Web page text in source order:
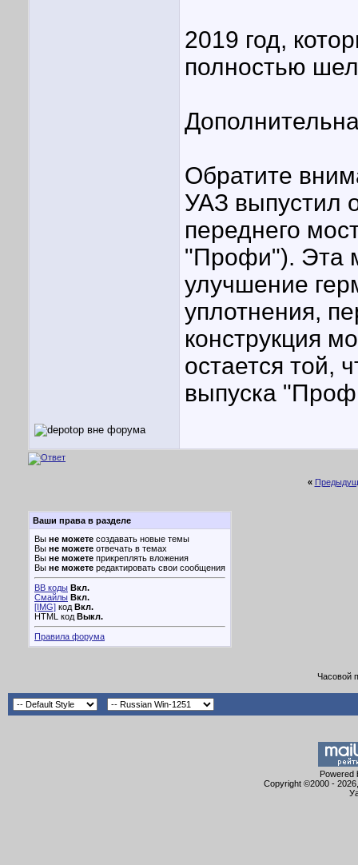
2019 год,
полностью шел
Обратите
УАЗ выпустил
переднего
"Профи"). Эта
улучшение
уплотнения,
конструкция
остается той,
выпуска
«
Ваши права в разделе
Вы не можете создавать новые темы
Вы не можете отвечать в темах
Вы не можете прикреплять вложения
Вы не можете редактировать свои сообщения
BB коды Вкл.
Смайлы Вкл.
[IMG] код Вкл.
HTML код Выкл.
Правила форума
Часовой
Powered
Copyright ©2000 -